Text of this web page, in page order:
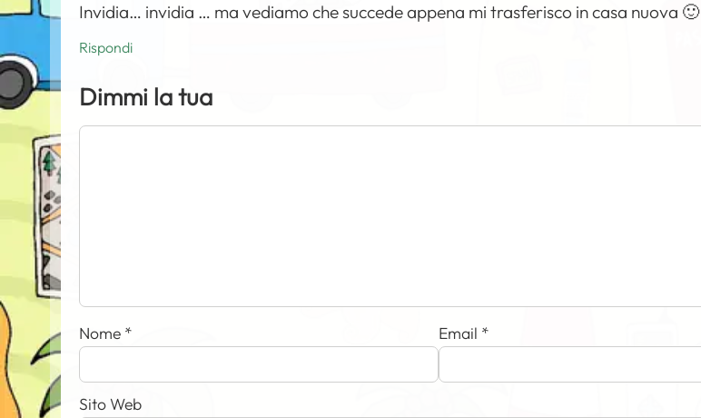
Invidia… invidia … ma vediamo che succede appena mi trasferisco in casa nuova 🙂
Rispondi
Dimmi la tua
Nome * Email *
Sito Web